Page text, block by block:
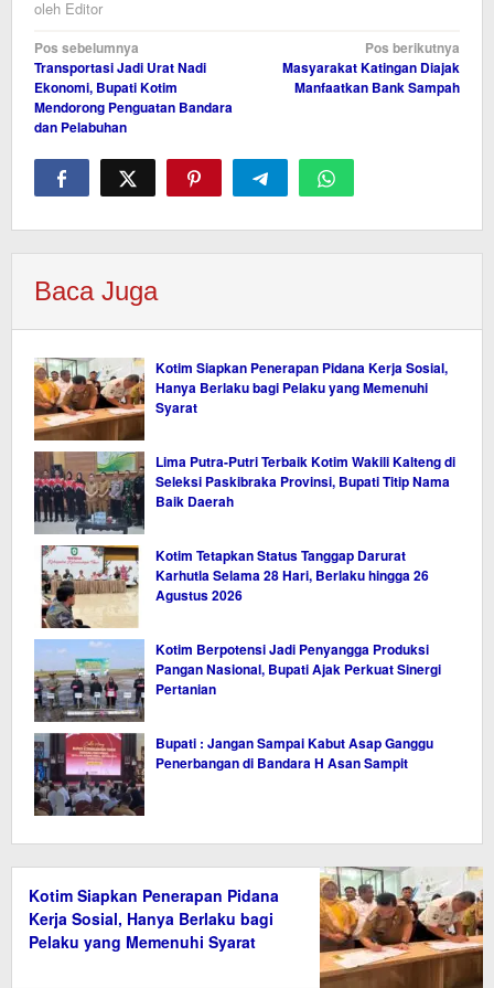
oleh Editor
Navigasi
pos
Pos sebelumnya
Transportasi Jadi Urat Nadi
Ekonomi, Bupati Kotim
Mendorong Penguatan Bandara
dan Pelabuhan
Pos berikutnya
Masyarakat Katingan Diajak
Manfaatkan Bank Sampah
Baca Juga
Kotim Siapkan Penerapan Pidana Kerja Sosial,
Hanya Berlaku bagi Pelaku yang Memenuhi
Syarat
Lima Putra-Putri Terbaik Kotim Wakili Kalteng di
Seleksi Paskibraka Provinsi, Bupati Titip Nama
Baik Daerah
Kotim Tetapkan Status Tanggap Darurat
Karhutla Selama 28 Hari, Berlaku hingga 26
Agustus 2026
Kotim Berpotensi Jadi Penyangga Produksi
Pangan Nasional, Bupati Ajak Perkuat Sinergi
Pertanian
Bupati : Jangan Sampai Kabut Asap Ganggu
Penerbangan di Bandara H Asan Sampit
Kotim Siapkan Penerapan Pidana
Kerja Sosial, Hanya Berlaku bagi
Pelaku yang Memenuhi Syarat